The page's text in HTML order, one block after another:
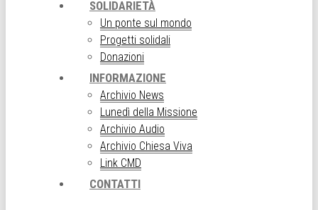
SOLIDARIETÀ
Un ponte sul mondo
Progetti solidali
Donazioni
INFORMAZIONE
Archivio News
Lunedì della Missione
Archivio Audio
Archivio Chiesa Viva
Link CMD
CONTATTI